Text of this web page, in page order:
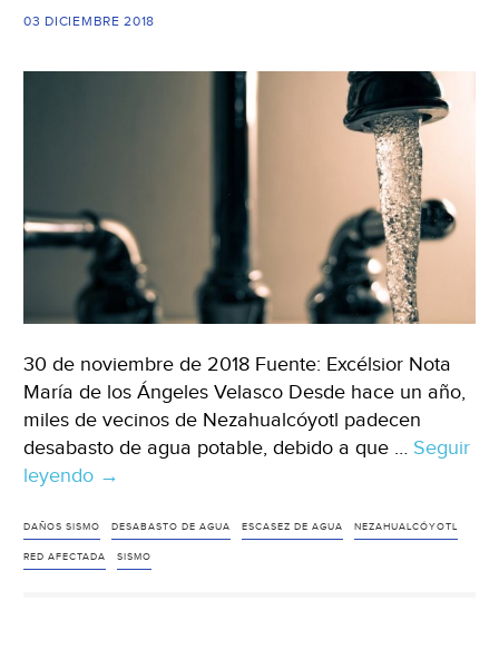
03 DICIEMBRE 2018
30 de noviembre de 2018 Fuente: Excélsior Nota
María de los Ángeles Velasco Desde hace un año,
miles de vecinos de Nezahualcóyotl padecen
desabasto de agua potable, debido a que … Seguir
leyendo Por
provocadas
en
→
DAÑOS SISMO DESABASTO DE AGUA ESCASEZ DE AGUA NEZAHUALCÓYOTL
RED AFECTADA SISMO